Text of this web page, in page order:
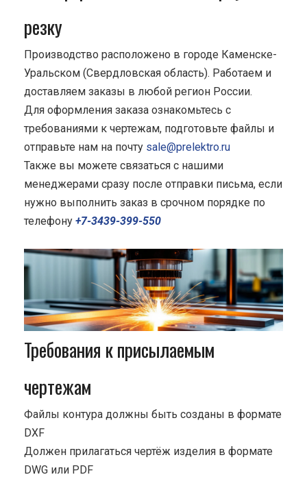
резку
Производство расположено в городе Каменске-
Уральском (Свердловская область). Работаем и
доставляем заказы в любой регион России.
Для оформления заказа ознакомьтесь с
требованиями к чертежам, подготовьте файлы и
отправьте нам на почту sale@prelektro.ru
Также вы можете связаться с нашими
менеджерами сразу после отправки письма, если
нужно выполнить заказ в срочном порядке по
телефону +7-3439-399-550
Требования к присылаемым
чертежам
Файлы контура должны быть созданы в формате
DXF
Должен прилагаться чертёж изделия в формате
DWG или PDF